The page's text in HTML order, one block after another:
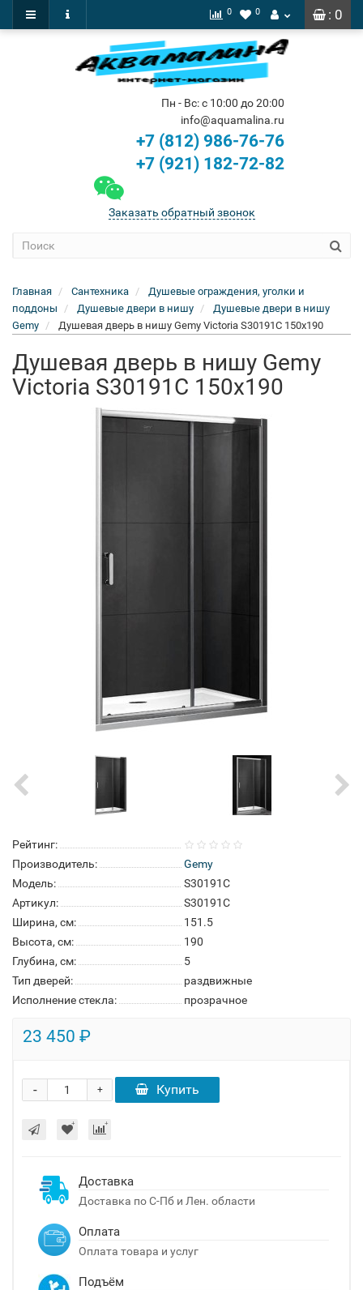
: 0
0 0
Пн - Вс: с 10:00 до 20:00
info@aquamalina.ru
+7 (812) 986-76-76
+7 (921) 182-72-82
Заказать обратный звонок
Главная Сантехника
Душевые ограждения, уголки и
поддоны
Душевые двери в нишу
Душевые двери в нишу
Gemy
Душевая дверь в нишу Gemy Victoria S30191C 150x190
Душевая дверь в нишу Gemy
Victoria S30191C 150x190
Рейтинг:
Производитель:
Gemy
Модель:
S30191C
Артикул:
S30191C
Ширина, см:
151.5
Высота, см:
190
Глубина, см:
5
Тип дверей:
раздвижные
Исполнение стекла:
прозрачное
23 450 ₽
+
- Купить
Доставка
Доставка по С-Пб и Лен. области
Оплата
Оплата товара и услуг
Подъём